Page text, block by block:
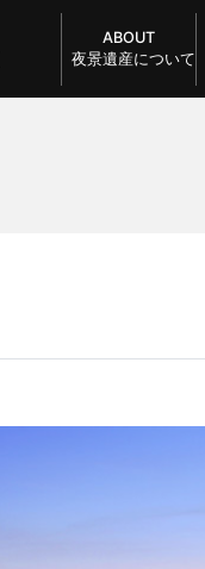
ABOUT
夜景遺産について